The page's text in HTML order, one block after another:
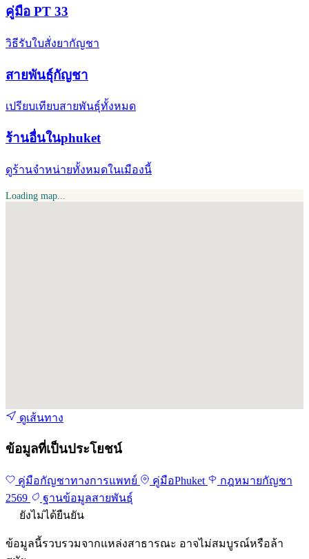
คู่มือ PT 33
วิธีรับใบสั่งยากัญชา
สายพันธุ์กัญชา
เปรียบเทียบสายพันธุ์ทั้งหมด
ร้านอื่นในphuket
ดูร้านจำหน่ายทั้งหมดในเมืองนี้
Loading map...
ดูเส้นทาง
ข้อมูลที่เป็นประโยชน์
คู่มือกัญชาทางการแพทย์ คู่มือPhuket
กฎหมายกัญชา
2569
ฐานข้อมูลสายพันธุ์
ยังไม่ได้ยืนยัน
ข้อมูลนี้รวบรวมจากแหล่งสาธารณะ อาจไม่สมบูรณ์หรือล้า